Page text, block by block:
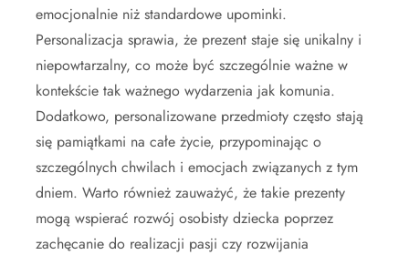
emocjonalnie niż standardowe upominki.
Personalizacja sprawia, że prezent staje się unikalny i
niepowtarzalny, co może być szczególnie ważne w
kontekście tak ważnego wydarzenia jak komunia.
Dodatkowo, personalizowane przedmioty często stają
się pamiątkami na całe życie, przypominając o
szczególnych chwilach i emocjach związanych z tym
dniem. Warto również zauważyć, że takie prezenty
mogą wspierać rozwój osobisty dziecka poprzez
zachęcanie do realizacji pasji czy rozwijania